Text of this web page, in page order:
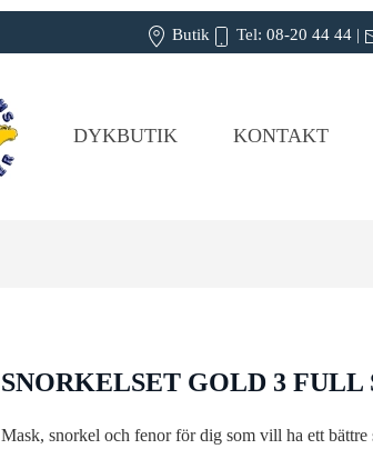
Butik Tel: 08-20 44 44 |
DYKBUTIK KONTAKT
SNORKELSET GOLD 3 FULL
Mask, snorkel och fenor för dig som vill ha ett bättre